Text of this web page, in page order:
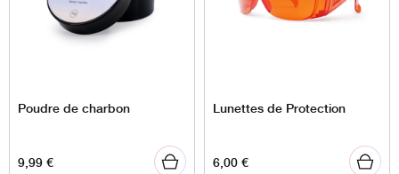
Poudre de charbon
9,99€
Lunettes de Protection
6,00€